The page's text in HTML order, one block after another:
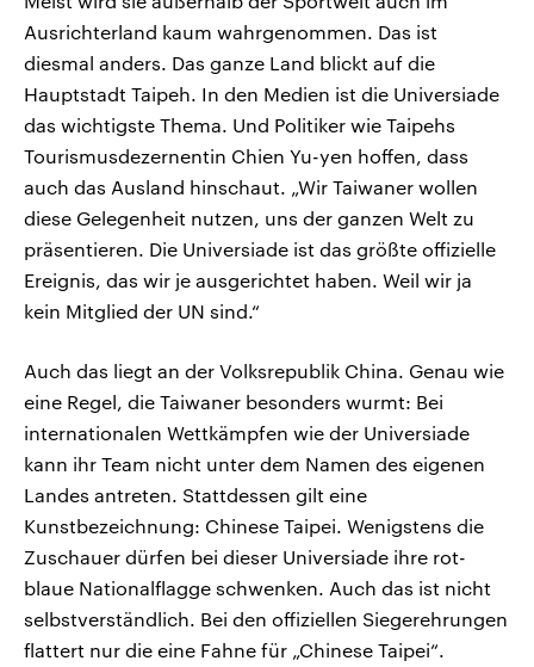
Ausrichterland kaum wahrgenommen. Das ist
diesmal anders. Das ganze Land blickt auf die
Hauptstadt Taipeh. In den Medien ist die Universiade
das wichtigste Thema. Und Politiker wie Taipehs
Tourismusdezernentin Chien Yu-yen hoffen, dass
auch das Ausland hinschaut. „Wir Taiwaner wollen
diese Gelegenheit nutzen, uns der ganzen Welt zu
präsentieren. Die Universiade ist das größte offizielle
Ereignis, das wir je ausgerichtet haben. Weil wir ja
kein Mitglied der UN sind.“
Auch das liegt an der Volksrepublik China. Genau wie
eine Regel, die Taiwaner besonders wurmt: Bei
internationalen Wettkämpfen wie der Universiade
kann ihr Team nicht unter dem Namen des eigenen
Landes antreten. Stattdessen gilt eine
Kunstbezeichnung: Chinese Taipei. Wenigstens die
Zuschauer dürfen bei dieser Universiade ihre rot-
blaue Nationalflagge schwenken. Auch das ist nicht
selbstverständlich. Bei den offiziellen Siegerehrungen
flattert nur die eine Fahne für „Chinese Taipei“.